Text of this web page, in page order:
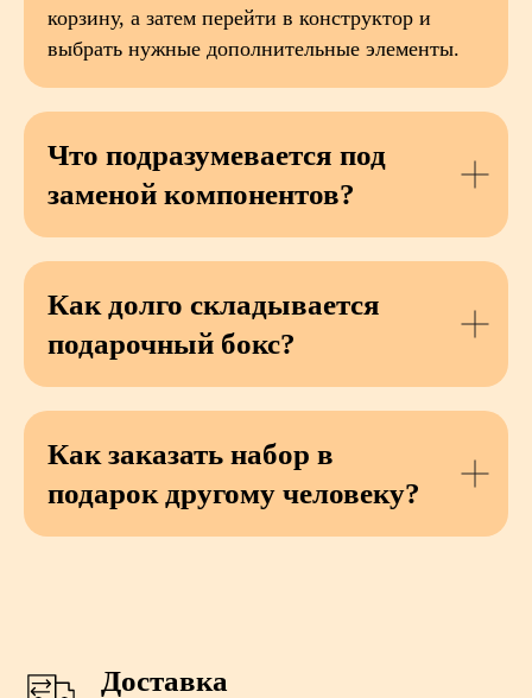
корзину, а затем перейти в конструктор и
выбрать нужные дополнительные элементы.
Что подразумевается под
заменой компонентов?
Как долго складывается
подарочный бокс?
Как заказать набор в
подарок другому человеку?
Доставка